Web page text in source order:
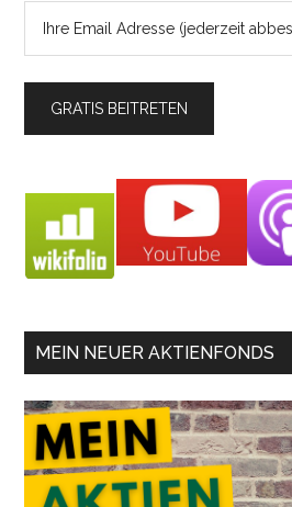
MEIN NEUER AKTIENFONDS